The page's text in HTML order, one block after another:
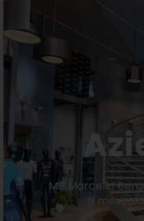
MB Marcello
si mescola